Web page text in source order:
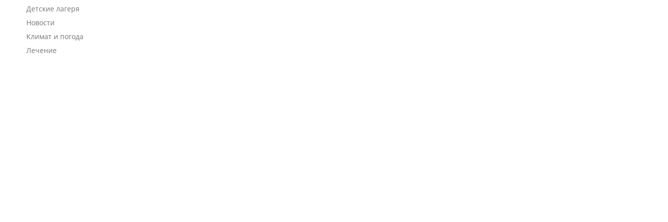
Детские лагеря
Новости
Климат и погода
Лечение